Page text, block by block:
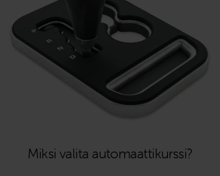
Miksi valita automaattikurssi?